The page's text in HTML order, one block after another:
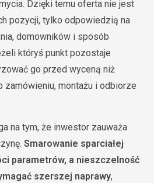
Dzięki temu oferta nie jest
pozycji, tylko odpowiedzią na
domowników i sposób
któryś punkt pozostaje
go przed wyceną niż
zamówieniu, montażu i odbiorze
na tym, że inwestor zauważa
Smarowanie sparciałej
parametrów, a nieszczelność
szerszej naprawy,